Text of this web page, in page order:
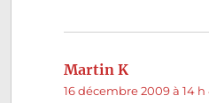
Martin K
16 décembre 2009 à 14